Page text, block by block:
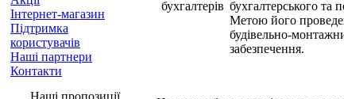
Інтернет-магазин
Підтримка
користувачів
Наші партнери
Контакти
Наші пропозиції
бухгалтерського та
Метою його
будівельно-
забезпечення.